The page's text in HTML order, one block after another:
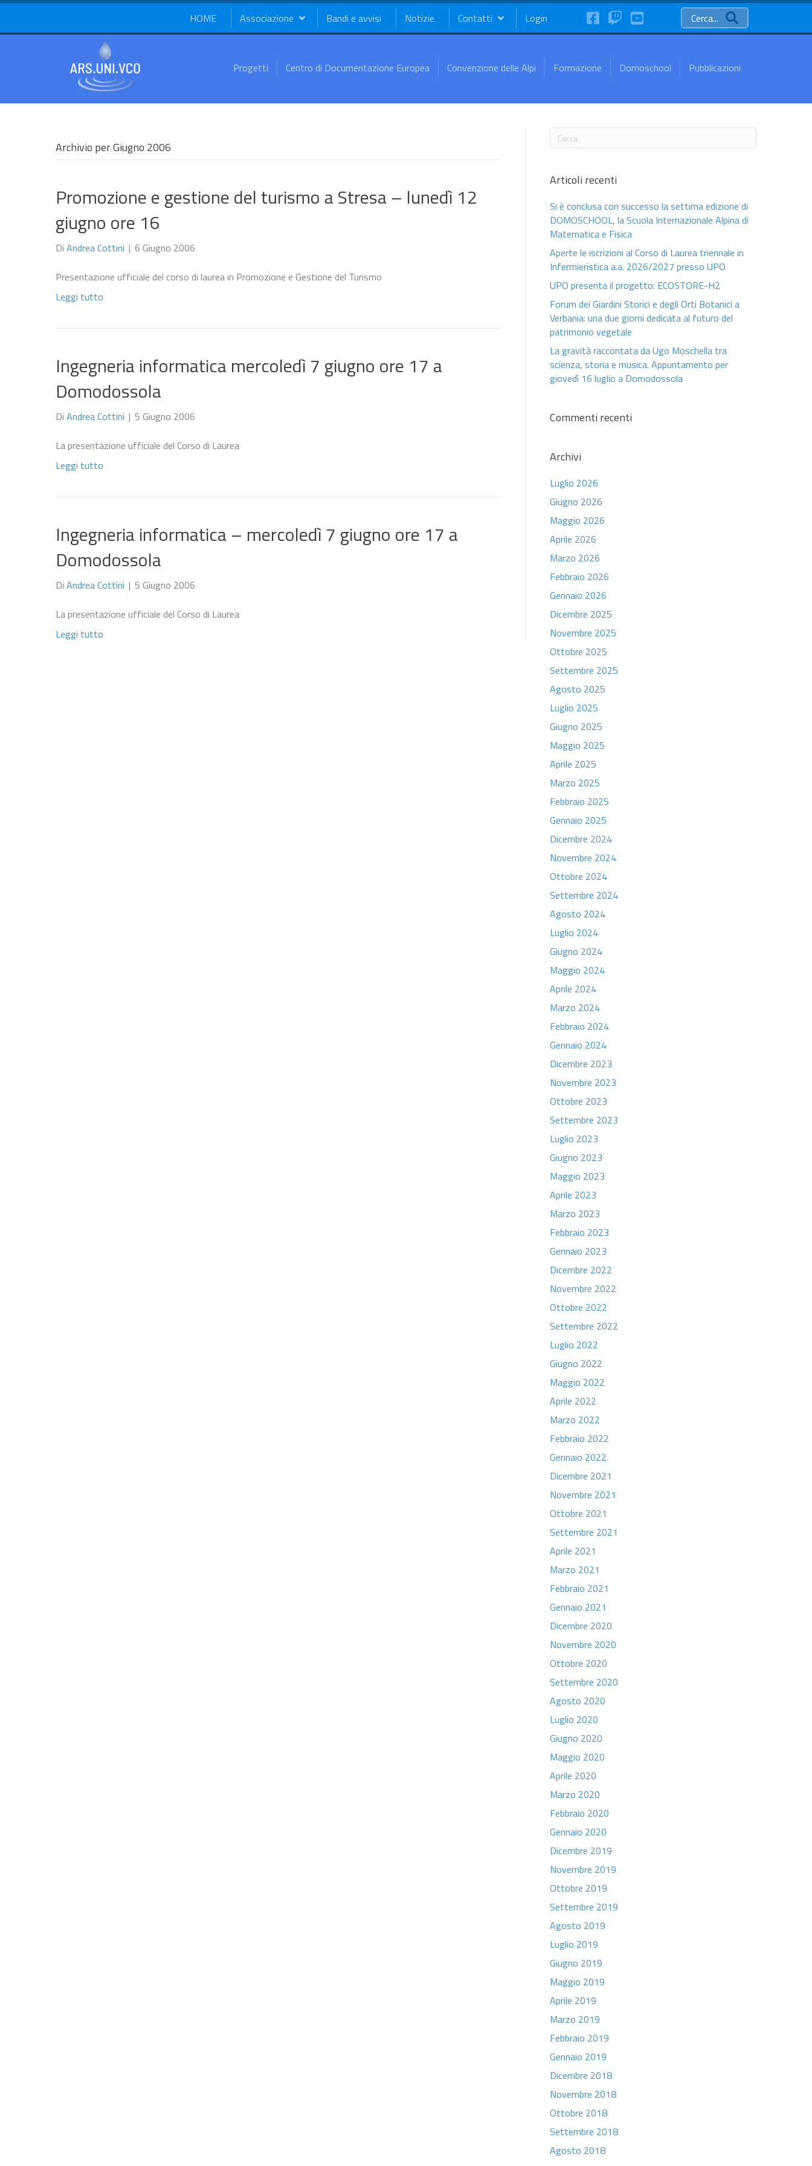
HOME Associazione Bandi e avvisi Notizie Contatti Login FaceBookTwitchYouTube Cerca...
Progetti Centro di Documentazione Europea Convenzione delle Alpi Formazione Domoschool Pubblicazioni
Archivio per Giugno 2006
Promozione e gestione del turismo a Stresa – lunedì 12
giugno ore 16
Di Andrea Cottini | 6 Giugno 2006
Presentazione ufficiale del corso di laurea in Promozione e Gestione del Turismo
Leggi tutto
Ingegneria informatica mercoledì 7 giugno ore 17 a
Domodossola
Di Andrea Cottini | 5 Giugno 2006
La presentazione ufficiale del Corso di Laurea
Leggi tutto
Ingegneria informatica – mercoledì 7 giugno ore 17 a
Domodossola
Di Andrea Cottini | 5 Giugno 2006
La presentazione ufficiale del Corso di Laurea
Leggi tutto
Articoli recenti
Si è conclusa con successo la settima edizione di
DOMOSCHOOL, la Scuola Internazionale Alpina di
Matematica e Fisica
Aperte le iscrizioni al Corso di Laurea triennale in
Infermieristica a.a. 2026/2027 presso UPO
UPO presenta il progetto: ECOSTORE-H2
Forum dei Giardini Storici e degli Orti Botanici a
Verbania: una due giorni dedicata al futuro del
patrimonio vegetale
La gravità raccontata da Ugo Moschella tra
scienza, storia e musica. Appuntamento per
giovedì 16 luglio a Domodossola
Commenti recenti
Archivi
Luglio 2026
Giugno 2026
Maggio 2026
Aprile 2026
Marzo 2026
Febbraio 2026
Gennaio 2026
Dicembre 2025
Novembre 2025
Ottobre 2025
Settembre 2025
Agosto 2025
Luglio 2025
Giugno 2025
Maggio 2025
Aprile 2025
Marzo 2025
Febbraio 2025
Gennaio 2025
Dicembre 2024
Novembre 2024
Ottobre 2024
Settembre 2024
Agosto 2024
Luglio 2024
Giugno 2024
Maggio 2024
Aprile 2024
Marzo 2024
Febbraio 2024
Gennaio 2024
Dicembre 2023
Novembre 2023
Ottobre 2023
Settembre 2023
Luglio 2023
Giugno 2023
Maggio 2023
Aprile 2023
Marzo 2023
Febbraio 2023
Gennaio 2023
Dicembre 2022
Novembre 2022
Ottobre 2022
Settembre 2022
Luglio 2022
Giugno 2022
Maggio 2022
Aprile 2022
Marzo 2022
Febbraio 2022
Gennaio 2022
Dicembre 2021
Novembre 2021
Ottobre 2021
Settembre 2021
Aprile 2021
Marzo 2021
Febbraio 2021
Gennaio 2021
Dicembre 2020
Novembre 2020
Ottobre 2020
Settembre 2020
Agosto 2020
Luglio 2020
Giugno 2020
Maggio 2020
Aprile 2020
Marzo 2020
Febbraio 2020
Gennaio 2020
Dicembre 2019
Novembre 2019
Ottobre 2019
Settembre 2019
Agosto 2019
Luglio 2019
Giugno 2019
Maggio 2019
Aprile 2019
Marzo 2019
Febbraio 2019
Gennaio 2019
Dicembre 2018
Novembre 2018
Ottobre 2018
Settembre 2018
Agosto 2018